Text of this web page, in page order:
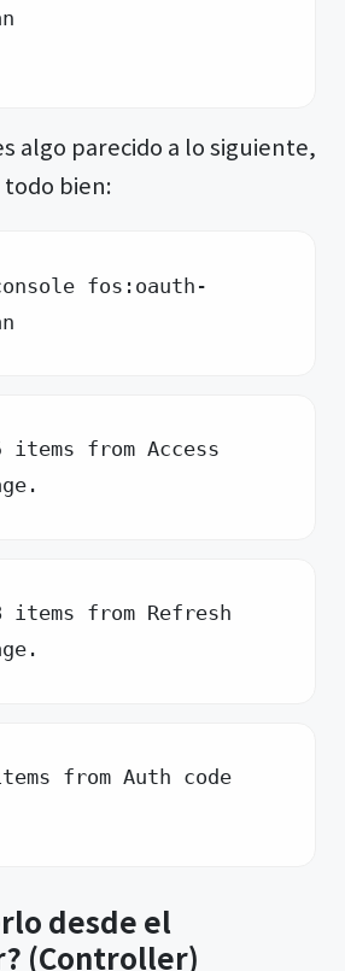
algo parecido a lo siguiente,
bien:
fos:oauth-
items from Access
items from Refresh
from Auth code
desde el
(Controller)